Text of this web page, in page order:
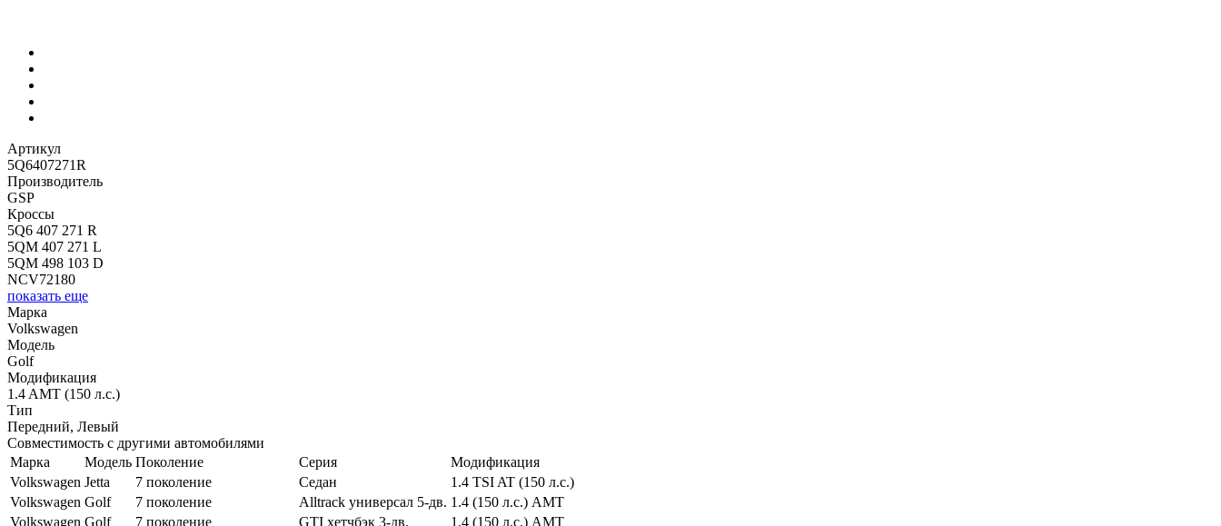
Артикул
5Q6407271R
Производитель
GSP
Кроссы
5Q6 407 271 R
5QM 407 271 L
5QM 498 103 D
NCV72180
показать еще
Марка
Volkswagen
Модель
Golf
Модификация
1.4 AMT (150 л.с.)
Тип
Передний, Левый
Совместимость с другими автомобилями
Марка
Модель Поколение Серия
Модификация
Volkswagen Jetta 7 поколение Седан
1.4 TSI AT (150 л.с.)
Volkswagen Golf 7 поколение Alltrack универсал 5-дв. 1.4 (150 л.с.) АМТ
Volkswagen Golf 7 поколение GTI хетчбэк 3-дв. 1.4 (150 л.с.) АМТ